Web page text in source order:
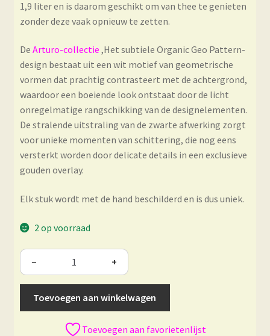
1,9 liter en is daarom geschikt om van thee te genieten
zonder deze vaak opnieuw te zetten.
De Arturo-collectie ,Het subtiele Organic Geo Pattern-
design bestaat uit een wit motief van geometrische
vormen dat prachtig contrasteert met de achtergrond,
waardoor een boeiende look ontstaat door de licht
onregelmatige rangschikking van de designelementen.
De stralende uitstraling van de zwarte afwerking zorgt
voor unieke momenten van schittering, die nog eens
versterkt worden door delicate details in een exclusieve
gouden overlay.
Elk stuk wordt met de hand beschilderd en is dus uniek.
2 op voorraad
− +
Toevoegen aan winkelwagen
Toevoegen aan favorietenlijst